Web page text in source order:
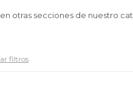
otras secciones de nuestro
filtros